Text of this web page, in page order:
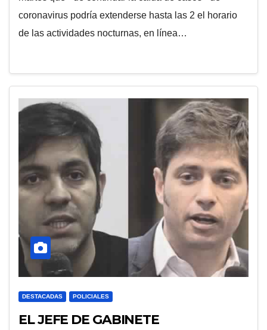
coronavirus podría extenderse hasta las 2 el horario
de las actividades nocturnas, en línea…
DESTACADAS POLICIALES
EL JEFE DE GABINETE